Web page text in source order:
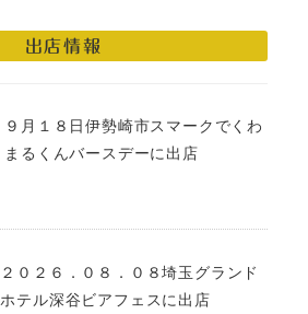
出店情報
９月１８日伊勢崎市スマークでくわ
まるくんバースデーに出店
２０２６．０８．０８埼玉グランド
ホテル深谷ビアフェスに出店